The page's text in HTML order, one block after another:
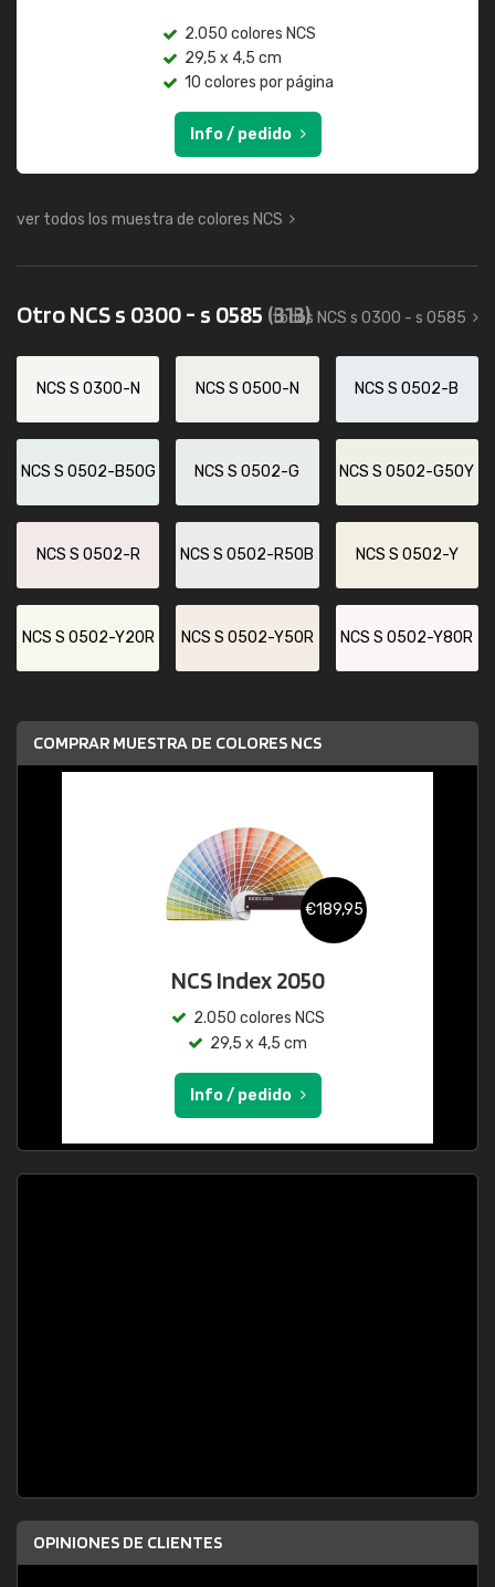
2.050 colores NCS
29,5 x 4,5 cm
10 colores por página
Info / pedido
ver todos los muestra de colores NCS
Otro NCS s 0300 - s 0585 (313)
todos NCS s 0300 - s 0585
NCS S 0300-N NCS S 0500-N NCS S 0502-B
NCS S 0502-B50G NCS S 0502-G NCS S 0502-G50Y
NCS S 0502-R NCS S 0502-R50B NCS S 0502-Y
NCS S 0502-Y20R NCS S 0502-Y50R NCS S 0502-Y80R
COMPRAR MUESTRA DE COLORES NCS
€189,95
NCS Index 2050
2.050 colores NCS
29,5 x 4,5 cm
Info / pedido
OPINIONES DE CLIENTES